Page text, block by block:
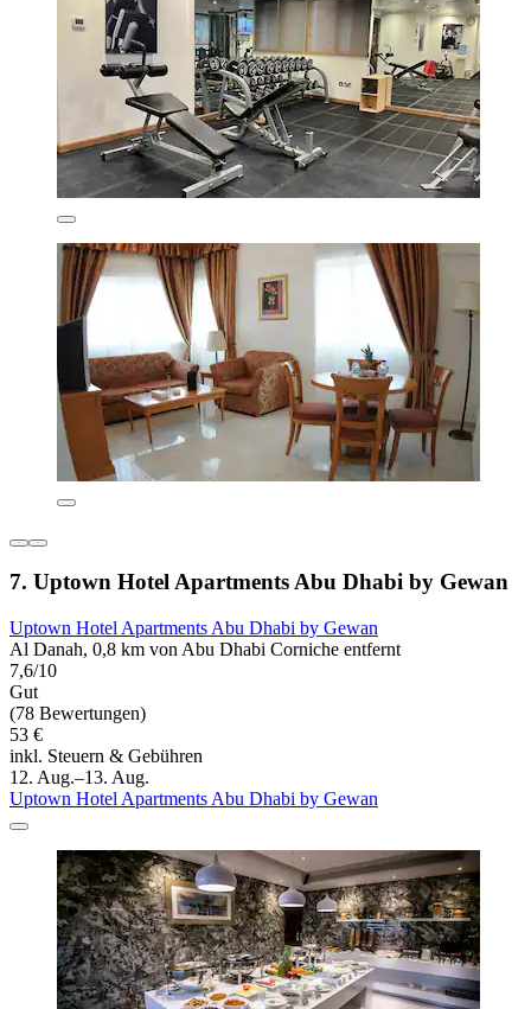
7. Uptown Hotel Apartments Abu Dhabi by Gewan
Uptown Hotel Apartments Abu Dhabi by Gewan
Al Danah, 0,8 km von Abu Dhabi Corniche entfernt
7,6/10
Gut
(78 Bewertungen)
53 €
inkl. Steuern & Gebühren
12. Aug.–13. Aug.
Uptown Hotel Apartments Abu Dhabi by Gewan